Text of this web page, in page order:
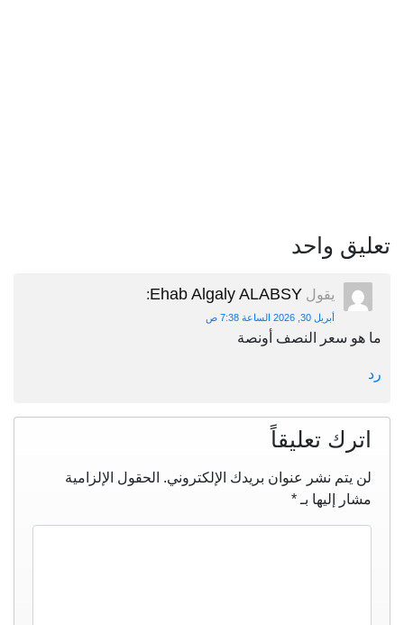
تعليق واحد
يقول Ehab Algaly ALABSY
:
أبريل 30, 2026 الساعة 7:38 ص
ما هو سعر النصف أونصة
رد
اترك تعليقاً
لن يتم نشر عنوان بريدك الإلكتروني. الحقول الإلزامية
مشار إليها بـ *